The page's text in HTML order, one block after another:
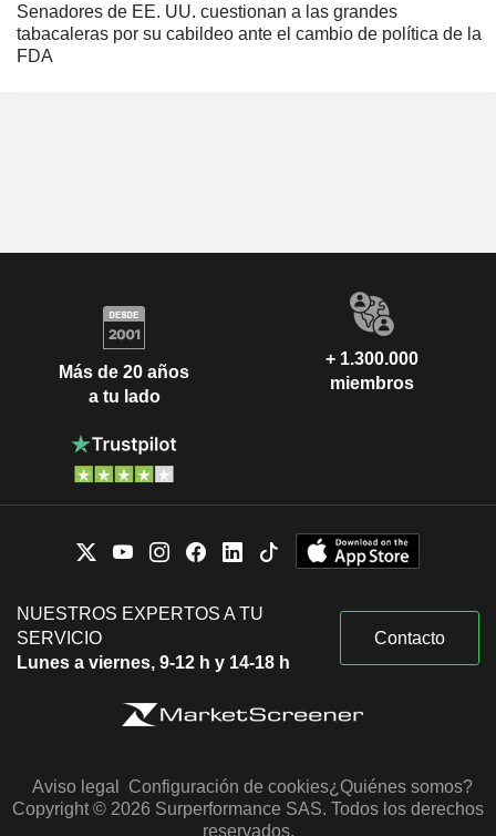
Senadores de EE. UU. cuestionan a las grandes
tabacaleras por su cabildeo ante el cambio de política de la
FDA
Más de 20 años
a tu lado
+ 1.300.000
miembros
NUESTROS EXPERTOS A TU
SERVICIO
Lunes a viernes, 9-12 h y 14-18 h
Contacto
Aviso legal Configuración de cookies¿Quiénes somos?
Copyright © 2026 Surperformance SAS. Todos los derechos
reservados.